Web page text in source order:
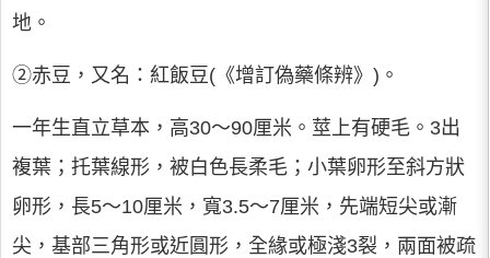
地。
②赤豆，又名：紅飯豆(《增訂偽藥條辨》)。
一年生直立草本，高30～90厘米。莖上有硬毛。3出
複葉；托葉線形，被白色長柔毛；小葉卵形至斜方狀
卵形，長5～10厘米，寬3.5～7厘米，先端短尖或漸
尖，基部三角形或近圓形，全緣或極淺3裂，兩面被疏